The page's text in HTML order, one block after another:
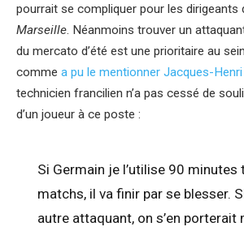
pourrait se compliquer pour les dirigeants
Marseille. Néanmoins trouver un
du mercato d’été est une prioritaire au
comme a pu le mentionner Jacques-Henri
technicien francilien n’a pas cessé de
d’un joueur à ce poste :
Si Germain je l’utilise 90 minutes
matchs, il va finir par se blesser.
autre attaquant, on s’en porterait